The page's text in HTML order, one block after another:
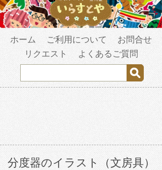
ホーム ご利用について
お問合せ
リクエスト
よくあるご質問
分度器のイラスト（文房具）